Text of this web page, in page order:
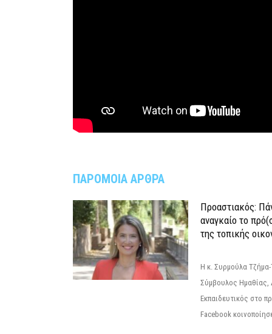
ΠΑΡΟΜΟΙΑ ΑΡΘΡΑ
Προαστιακός:
αναγκαίο το
της τοπικής
Η κ. Συρμούλα
Σύμβουλος Ημαθίας,
Εκπαιδευτικός στο
Facebook